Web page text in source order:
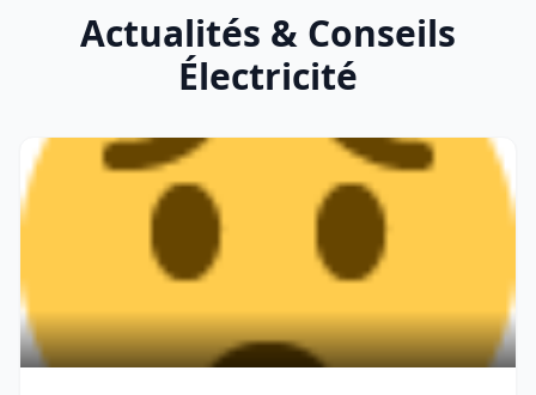
Actualités & Conseils
Électricité